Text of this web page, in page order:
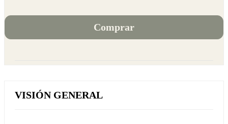
VISIÓN GENERAL
Comprar